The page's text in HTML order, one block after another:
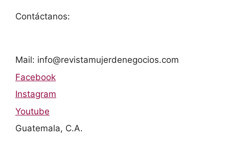
Contáctanos:
Mail: info@revistamujerdenegocios.com
Facebook
Instagram
Youtube
Guatemala, C.A.